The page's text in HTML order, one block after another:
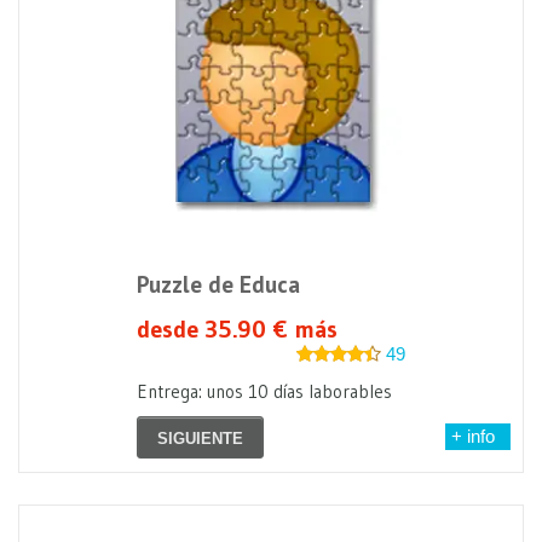
Puzzle de Educa
desde 35.90 € más
49
Entrega: unos 10 días laborables
SIGUIENTE + info